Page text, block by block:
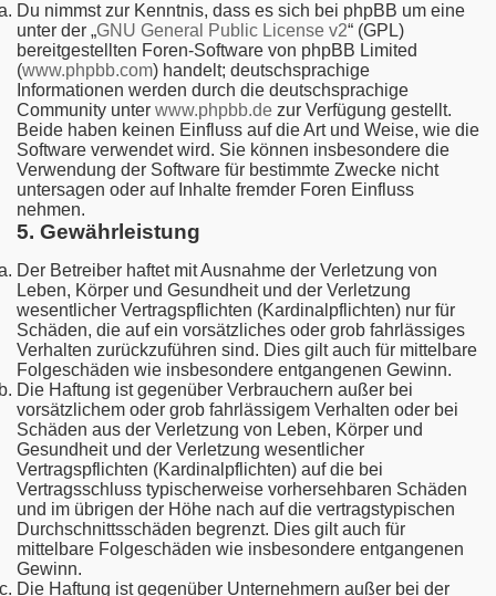
Du nimmst zur Kenntnis, dass es sich bei phpBB um eine
unter der „GNU General Public License v2“ (GPL)
bereitgestellten Foren-Software von phpBB Limited
(www.phpbb.com) handelt; deutschsprachige
Informationen werden durch die deutschsprachige
Community unter www.phpbb.de zur Verfügung gestellt.
Beide haben keinen Einfluss auf die Art und Weise, wie die
Software verwendet wird. Sie können insbesondere die
Verwendung der Software für bestimmte Zwecke nicht
untersagen oder auf Inhalte fremder Foren Einfluss
nehmen.
5. Gewährleistung
Der Betreiber haftet mit Ausnahme der Verletzung von
Leben, Körper und Gesundheit und der Verletzung
wesentlicher Vertragspflichten (Kardinalpflichten) nur für
Schäden, die auf ein vorsätzliches oder grob fahrlässiges
Verhalten zurückzuführen sind. Dies gilt auch für mittelbare
Folgeschäden wie insbesondere entgangenen Gewinn.
Die Haftung ist gegenüber Verbrauchern außer bei
vorsätzlichem oder grob fahrlässigem Verhalten oder bei
Schäden aus der Verletzung von Leben, Körper und
Gesundheit und der Verletzung wesentlicher
Vertragspflichten (Kardinalpflichten) auf die bei
Vertragsschluss typischerweise vorhersehbaren Schäden
und im übrigen der Höhe nach auf die vertragstypischen
Durchschnittsschäden begrenzt. Dies gilt auch für
mittelbare Folgeschäden wie insbesondere entgangenen
Gewinn.
Die Haftung ist gegenüber Unternehmern außer bei der